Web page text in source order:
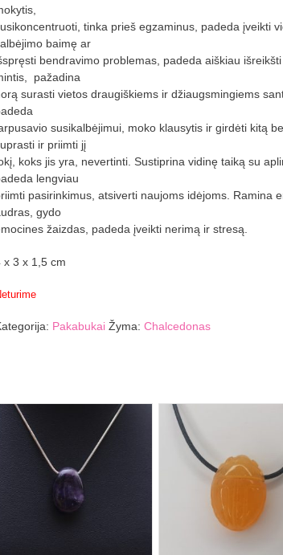
tinka prieš egzaminus, padeda įveikti
baimę ar
bendravimo problemas, padeda aiškiau
pažadina
surasti vietos draugiškiems ir džiaugsmingiems
susikalbėjimui, moko klausytis ir girdėti kitą
ir priimti jį
koks jis yra, nevertinti. Sustiprina vidinę taiką su
lengviau
pasirinkimus, atsiverti naujoms idėjoms. Ramina
gydo
žaizdas, padeda įveikti nerimą ir stresą.
x 3 x 1,5 cm
Pakabukai Žyma: Chalcedonas